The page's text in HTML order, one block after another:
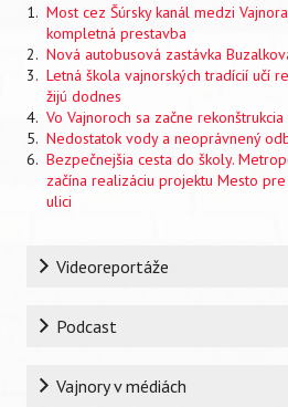
Most cez Šúrsky kanál medzi
kompletná prestavba
Nová autobusová zastávka
Letná škola vajnorských tradícií učí
žijú dodnes
Vo Vajnoroch sa začne
Nedostatok vody a neoprávnený
Bezpečnejšia cesta do školy.
začína realizáciu projektu Mesto
ulici
RubrikaVideoreportáže
Podcast
Vajnory v médiách